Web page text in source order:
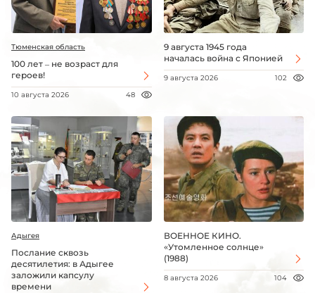
Тюменская область
100 лет – не возраст для
героев!
10 августа 2026 48
9 августа 1945 года
началась война с Японией
9 августа 2026 102
Адыгея
Послание сквозь
десятилетия: в Адыгее
заложили капсулу
времени
ВОЕННОЕ КИНО.
«Утомленное солнце»
(1988)
8 августа 2026 104